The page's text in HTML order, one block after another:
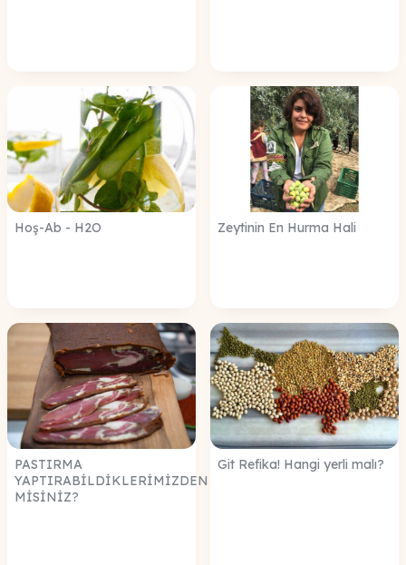
Hoş-Ab - H2O Zeytinin En Hurma Hali
PASTIRMA
YAPTIRABİLDİKLERİMİZDEN
MİSİNİZ?
Git Refika! Hangi yerli malı?